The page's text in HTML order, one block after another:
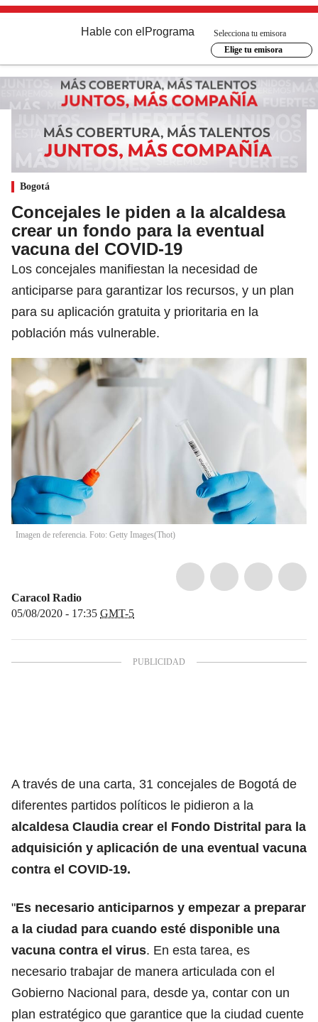
Hable con el Programa
Selecciona tu emisora
Elige tu emisora
Bogotá
Concejales le piden a la alcaldesa
crear un fondo para la eventual
vacuna del COVID-19
Los concejales manifiestan la necesidad de
anticiparse para garantizar los recursos, y un plan
para su aplicación gratuita y prioritaria en la
población más vulnerable.
Imagen de referencia. Foto: Getty Images(Thot)
Caracol Radio
05/08/2020 - 17:35 GMT-5
A través de una carta, 31 concejales de Bogotá de
diferentes partidos políticos le pidieron a la
alcaldesa Claudia crear el Fondo Distrital para la
adquisición y aplicación de una eventual vacuna
contra el COVID-19.
"Es necesario anticiparnos y empezar a preparar
a la ciudad para cuando esté disponible una
vacuna contra el virus. En esta tarea, es
necesario trabajar de manera articulada con el
Gobierno Nacional para, desde ya, contar con un
plan estratégico que garantice que la ciudad cuente